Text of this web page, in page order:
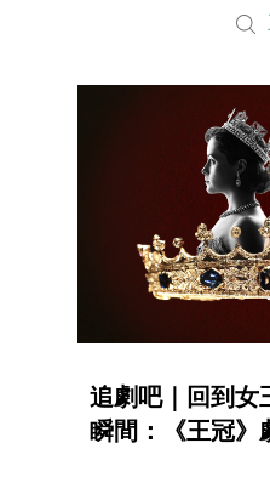
追劇吧｜回到女
瞬間：《王冠》